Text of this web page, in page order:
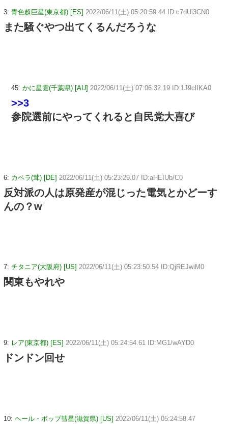
3: 青色超巨星(東京都) [ES] 2022/06/11(土) 05:20:59.44 ID:c7dUi3CN0
また騒ぐやつ出てくるんだろうな
45: かに星雲(千葉県) [AU] 2022/06/11(土) 07:06:32.19 ID:1J9clIKA0
>>3
参院選前にやってくれると自民党大喜び
6: カペラ(茸) [DE] 2022/06/11(土) 05:23:29.07 ID:aHEIUb/C0
反対派の人は原発産が混じった電気とかどーす
んの？w
7: チタニア(大阪府) [US] 2022/06/11(土) 05:23:50.54 ID:QjREJwiM0
関東もやれや
9: レア(東京都) [ES] 2022/06/11(土) 05:24:54.61 ID:MG1/wAYD0
ドンドン回せ
10: ヘール・ボップ彗星(滋賀県) [US] 2022/06/11(土) 05:24:58.47